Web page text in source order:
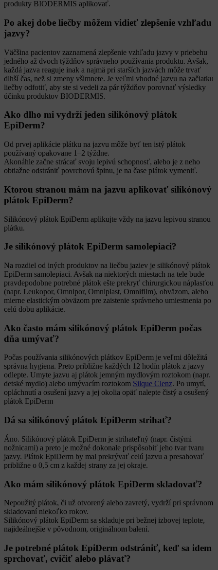
produkty BIODERMIS aplikovať.
Po akej dobe liečby môžem vidieť zlepšenie vzhľadu
jazvy?
Väčšina pacientov zaznamená zlepšenie vzhľadu jazvy v priebehu
jedného až dvoch týždňov správneho používania produktu. Avšak,
každá jazva reaguje inak a najmä pri starších jazvách môže trvať
dlhší čas, než si zmeny všimnete. Je veľmi vhodné jazvu na začiatku
liečby odfotiť, aby ste si vedeli za pár týždňov porovnať výsledky
účinku produktov BIODERMIS.
Ako dlho mi vydrží jeden silikónový plátok
EpiDerm?
Od prvej aplikácie plátku na jazvu môže byť ten istý plátok
používaný opakovane 1–2 týždne.
Akonáhle začne strácať svoju lepivú schopnosť, alebo je z neho
obtiažne odstrániť povrchovú špinu, je na čase plátok vymeniť.
Ktorou stranou mám na jazvu aplikovať silikónový
plátok EpiDerm?
Silikónový plátok EpiDerm aplikujte vždy na jazvu lepivou stranou
plátku.
Je silikónový plátok EpiDerm samolepiaci?
Na rozdiel od iných produktov na liečbu jaziev je silikónový plátok
EpiDerm samolepiaci. Avšak na niektorých miestach na tele bude
pravdepodobne potrebné plátok ešte prekryť chirurgickou náplasťou
(napr. Leukopor, Omnipor, Omniplast, Omnifilm), obväzom, alebo
mierne elastickým obväzom pre zaistenie správneho umiestnenia po
celú dobu aplikácie.
Ako často mám silikónový plátok EpiDerm počas
dňa umývať?
Počas používania silikónových plátkov EpiDerm je veľmi dôležitá
správna hygiena. Preto približne každých 12 hodín plátok z jazvy
odlepte. Umyte jazvu aj plátok jemným mydlovým roztokom (napr.
detské mydlo) alebo umývacím roztokom Silque Clenz. Po umytí,
opláchnutí a osušení jazvy a jej okolia opäť nalepte čistý a osušený
plátok EpiDerm
Dá sa silikónový plátok EpiDerm strihať?
Áno. Silikónový plátok EpiDerm je strihateľný (napr. čistými
nožnicami) a preto je možné dokonale prispôsobiť jeho tvar tvaru
jazvy. Plátok EpiDerm by mal prekrývať celú jazvu a presahovať
približne o 0,5 cm z každej strany za jej okraje.
Ako mám silikónový plátok EpiDerm skladovať?
Nepoužitý plátok, či už otvorený alebo zavretý, vydrží pri správnom
skladovaní niekoľko rokov.
Silikónový plátok EpiDerm sa skladuje pri bežnej izbovej teplote,
najideálnejšie v pôvodnom, originálnom balení.
Je potrebné plátok EpiDerm odstrániť, keď sa idem
sprchovať, cvičiť alebo plávať?